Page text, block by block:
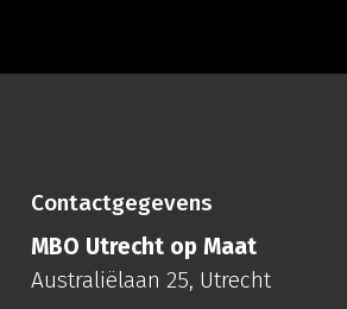
Contactgegevens
MBO Utrecht op Maat
Australiëlaan 25, Utrecht